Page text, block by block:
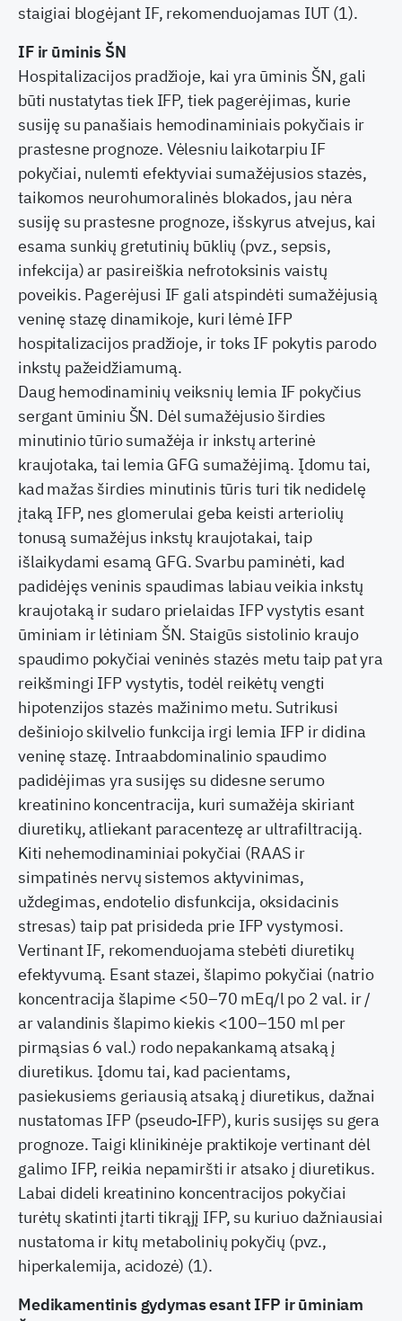
staigiai blogėjant IF, rekomenduojamas IUT (1).
IF ir ūminis ŠN
Hospitalizacijos pradžioje, kai yra ūminis ŠN, gali
būti nustatytas tiek IFP, tiek pagerėjimas, kurie
susiję su panašiais hemodinaminiais pokyčiais ir
prastesne prognoze. Vėlesniu laikotarpiu IF
pokyčiai, nulemti efektyviai sumažėjusios stazės,
taikomos neurohumoralinės blokados, jau nėra
susiję su prastesne prognoze, išskyrus atvejus, kai
esama sunkių gretutinių būklių (pvz., sepsis,
infekcija) ar pasireiškia nefrotoksinis vaistų
poveikis. Pagerėjusi IF gali atspindėti sumažėjusią
veninę stazę dinamikoje, kuri lėmė IFP
hospitalizacijos pradžioje, ir toks IF pokytis parodo
inkstų pažeidžiamumą.
Daug hemodinaminių veiksnių lemia IF pokyčius
sergant ūminiu ŠN. Dėl sumažėjusio širdies
minutinio tūrio sumažėja ir inkstų arterinė
kraujotaka, tai lemia GFG sumažėjimą. Įdomu tai,
kad mažas širdies minutinis tūris turi tik nedidelę
įtaką IFP, nes glomerulai geba keisti arteriolių
tonusą sumažėjus inkstų kraujotakai, taip
išlaikydami esamą GFG. Svarbu paminėti, kad
padidėjęs veninis spaudimas labiau veikia inkstų
kraujotaką ir sudaro prielaidas IFP vystytis esant
ūminiam ir lėtiniam ŠN. Staigūs sistolinio kraujo
spaudimo pokyčiai veninės stazės metu taip pat yra
reikšmingi IFP vystytis, todėl reikėtų vengti
hipotenzijos stazės mažinimo metu. Sutrikusi
dešiniojo skilvelio funkcija irgi lemia IFP ir didina
veninę stazę. Intraabdominalinio spaudimo
padidėjimas yra susijęs su didesne serumo
kreatinino koncentracija, kuri sumažėja skiriant
diuretikų, atliekant paracentezę ar ultrafiltraciją.
Kiti nehemodinaminiai pokyčiai (RAAS ir
simpatinės nervų sistemos aktyvinimas,
uždegimas, endotelio disfunkcija, oksidacinis
stresas) taip pat prisideda prie IFP vystymosi.
Vertinant IF, rekomenduojama stebėti diuretikų
efektyvumą. Esant stazei, šlapimo pokyčiai (natrio
koncentracija šlapime <50–70 mEq/l po 2 val. ir /
ar valandinis šlapimo kiekis <100–150 ml per
pirmąsias 6 val.) rodo nepakankamą atsaką į
diuretikus. Įdomu tai, kad pacientams,
pasiekusiems geriausią atsaką į diuretikus, dažnai
nustatomas IFP (pseudo-IFP), kuris susijęs su gera
prognoze. Taigi klinikinėje praktikoje vertinant dėl
galimo IFP, reikia nepamiršti ir atsako į diuretikus.
Labai dideli kreatinino koncentracijos pokyčiai
turėtų skatinti įtarti tikrąjį IFP, su kuriuo dažniausiai
nustatoma ir kitų metabolinių pokyčių (pvz.,
hiperkalemija, acidozė) (1).
Medikamentinis gydymas esant IFP ir ūminiam